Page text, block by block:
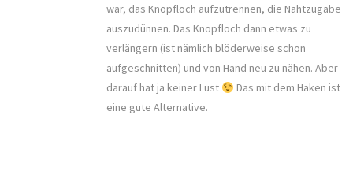
war, das Knopfloch aufzutrennen, die Nahtzugabe
auszudünnen. Das Knopfloch dann etwas zu
verlängern (ist nämlich blöderweise schon
aufgeschnitten) und von Hand neu zu nähen. Aber
darauf hat ja keiner Lust
Das mit dem Haken ist
eine gute Alternative.